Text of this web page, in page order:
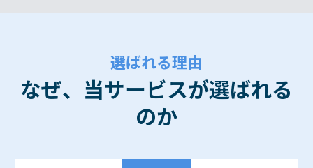
選ばれる理由
なぜ、当サービスが選ばれる
のか